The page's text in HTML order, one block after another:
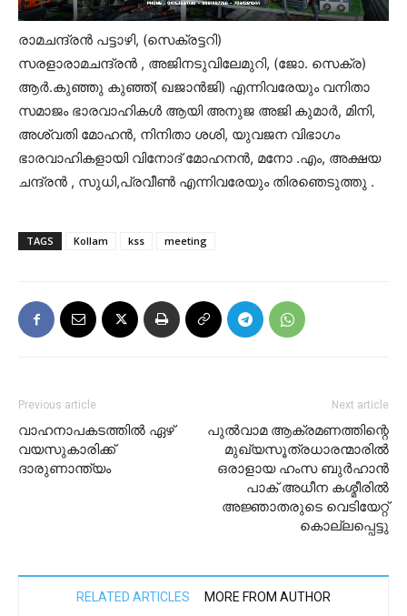
രാമചന്ദ്രൻ പട്ടാഴി, (സെക്രട്ടറി)
സരളാരാമചന്ദ്രൻ , അജിനടുവിലേമുറി, (ജോ. സെക്ര)
ആർ.കുഞ്ഞു കുഞ്ഞ്( ഖജാൻജി) എന്നിവരേയും വനിതാ
സമാജം ഭാരവാഹികൾ ആയി അനുജ അജി കുമാർ, മിനി,
അശ്വതി മോഹൻ, നിനിതാ ശശി, യുവജന വിഭാഗം
ഭാരവാഹികളായി വിനോദ് മോഹനൻ, മനോ .എം, അക്ഷയ
ചന്ദ്രൻ , സുധി,പ്രവീൺ എന്നിവരേയും തിരഞെടുത്തു .
TAGS Kollam kss meeting
Previous article
വാഹനാപകടത്തിൽ ഏഴ്
വയസുകാരിക്ക്
ദാരുണാന്ത്യം
Next article
പുല്‍വാമ ആക്രമണത്തിന്റെ
മുഖ്യസൂത്രധാരന്മാരില്‍
ഒരാളായ ഹംസ ബുര്‍ഹാന്‍
പാക് അധീന കശ്മീരില്‍
അജ്ഞാതരുടെ വെടിയേറ്റ്
കൊല്ലപ്പെട്ടു
RELATED ARTICLES MORE FROM AUTHOR